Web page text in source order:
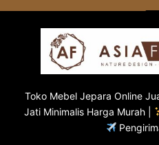
Toko Mebel Jepara Online
Jati Minimalis Harga Murah |